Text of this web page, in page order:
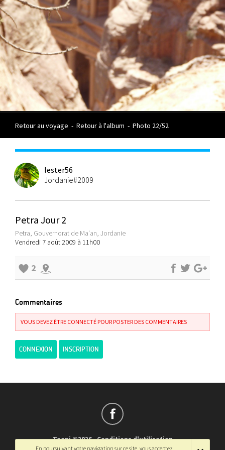
Retour au voyage - Retour à l'album - Photo 22/52
lester56
Jordanie#2009
Petra Jour 2
Petra, Gouvernorat de Ma'an, Jordanie
Vendredi 7 août 2009 à 11h00
2
Commentaires
VOUS DEVEZ ÊTRE CONNECTÉ POUR POSTER DES COMMENTAIRES
CONNEXION INSCRIPTION
Teepi ©2026-Conditions d'utilisation
En poursuivant votre navigation sur ce site, vous acceptez